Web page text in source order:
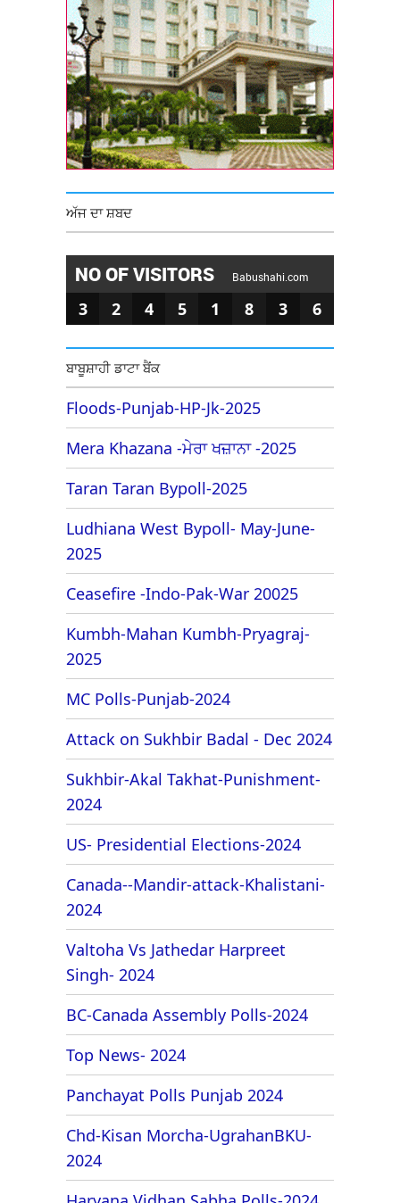
ਅੱਜ ਦਾ ਸ਼ਬਦ
NO OF VISITORS Babushahi.com
3 2 4 5 1 8 3 6
ਬਾਬੂਸ਼ਾਹੀ ਡਾਟਾ ਬੈਂਕ
Floods-Punjab-HP-Jk-2025
Mera Khazana -ਮੇਰਾ ਖਜ਼ਾਨਾ -2025
Taran Taran Bypoll-2025
Ludhiana West Bypoll- May-June-
2025
Ceasefire -Indo-Pak-War 20025
Kumbh-Mahan Kumbh-Pryagraj-
2025
MC Polls-Punjab-2024
Attack on Sukhbir Badal - Dec 2024
Sukhbir-Akal Takhat-Punishment-
2024
US- Presidential Elections-2024
Canada--Mandir-attack-Khalistani-
2024
Valtoha Vs Jathedar Harpreet
Singh- 2024
BC-Canada Assembly Polls-2024
Top News- 2024
Panchayat Polls Punjab 2024
Chd-Kisan Morcha-UgrahanBKU-
2024